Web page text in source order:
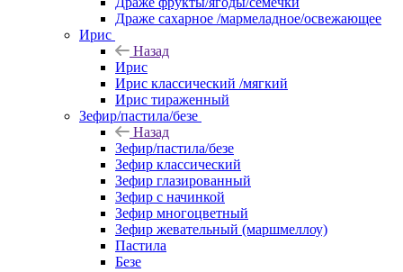
Драже сахарное /мармеладное/освежающее
Ирис
Назад
Ирис
Ирис классический /мягкий
Ирис тираженный
Зефир/пастила/безе
Назад
Зефир/пастила/безе
Зефир классический
Зефир глазированный
Зефир с начинкой
Зефир многоцветный
Зефир жевательный (маршмеллоу)
Пастила
Безе